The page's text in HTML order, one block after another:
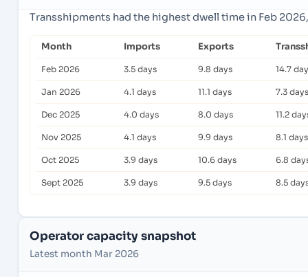
Transshipments had the highest dwell time in Feb
Month Imports Exports
Feb 2026 3.5 days 9.8 days 14.7
Jan 2026 4.1 days 11.1 days 7.3 days
Dec 2025 4.0 days 8.0 days 11.2
Nov 2025 4.1 days 9.9 days 8.1 days
Oct 2025 3.9 days 10.6 days 6.8
Sept 2025 3.9 days 9.5 days 8.5
Operator capacity snapshot
Latest month Mar 2026